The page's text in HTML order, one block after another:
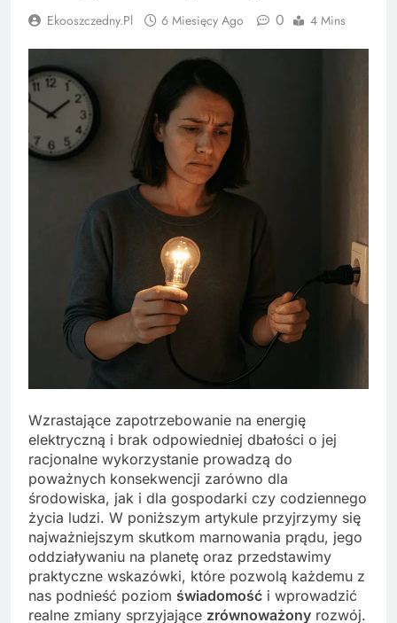
Ekooszczedny.pl 6 Miesięcy Ago 0 4 Mins
Wzrastające zapotrzebowanie na energię
elektryczną i brak odpowiedniej dbałości o jej
racjonalne wykorzystanie prowadzą do
poważnych konsekwencji zarówno dla
środowiska, jak i dla gospodarki czy codziennego
życia ludzi. W poniższym artykule przyjrzymy się
najważniejszym skutkom marnowania prądu, jego
oddziaływaniu na planetę oraz przedstawimy
praktyczne wskazówki, które pozwolą każdemu z
nas podnieść poziom świadomość i wprowadzić
realne zmiany sprzyjające zrównoważony rozwój.